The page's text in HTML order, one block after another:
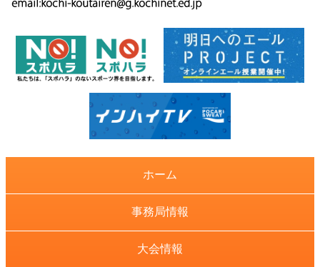
ホーム
事務局情報
大会情報